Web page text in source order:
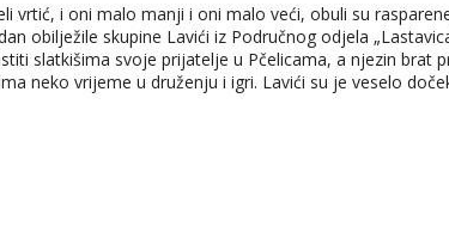
vrtić, i oni malo manji i oni malo veći, obuli su
obilježile skupine Lavići iz Područnog odjela
slatkišima svoje prijatelje u Pčelicama, a njezin brat
neko vrijeme u druženju i igri. Lavići su je veselo